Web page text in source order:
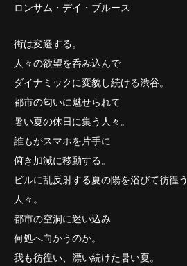
ロンサム・デイ・ブルース
街は変遷する。
人々の欲望を呑み込んで
ダイナミックに変貌し続ける渋谷。
都市の匂いに魅せられて
暑い夏の休日に集う人々。
誰もがスマホを片手に
俯き加減に移動する。
ビルに乱反射する夏の陽を浴びて彷徨う
人々。
都市の空洞に迷い込み
何処へ向かうのか。
我も彷徨い、漂い続けた暑い夏。